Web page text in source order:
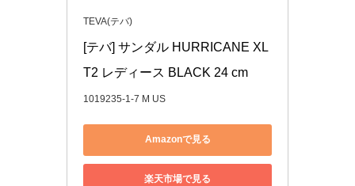
TEVA(テバ)
[テバ] サンダル HURRICANE XL
T2 レディース BLACK 24 cm
1019235-1-7 M US
Amazonで見る
楽天市場で見る